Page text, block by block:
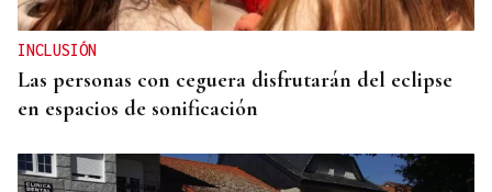
INCLUSIÓN
Las personas con ceguera disfrutarán del eclipse
en espacios de sonificación